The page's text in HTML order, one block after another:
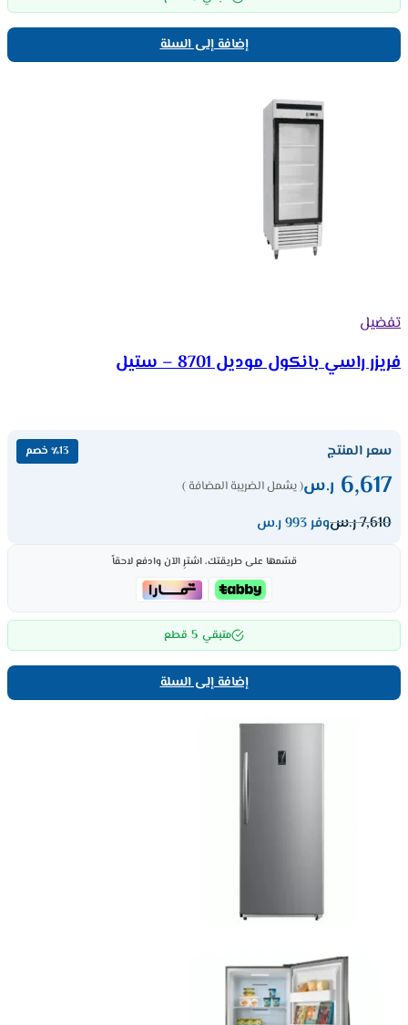
إضافة إلى السلة
تفضيل
فريزر راسي بانكول موديل 8701 – ستيل
سعر المنتج ٪13 خصم
6,617 ر.س( يشمل الضريبة المضافة )
7,610ر.سوفر 993 ر.س
قسّمها على طريقتك، اشترِ الآن وادفع لاحقاً
متبقي 5 قطع
إضافة إلى السلة